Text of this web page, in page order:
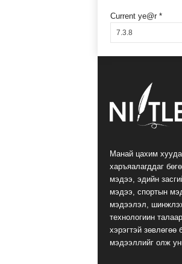
Current ye@r *
Манай цахим
харъяалагддаг
мэдээ, эдийн
мэдээ, спортын
мэдээлэл,
технологиин
хэрэгтэй
мэдээллийг олж